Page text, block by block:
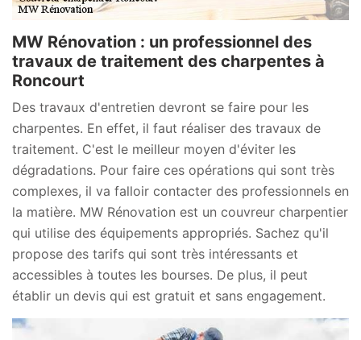
MW Rénovation : un professionnel des
travaux de traitement des charpentes à
Roncourt
Des travaux d'entretien devront se faire pour les
charpentes. En effet, il faut réaliser des travaux de
traitement. C'est le meilleur moyen d'éviter les
dégradations. Pour faire ces opérations qui sont très
complexes, il va falloir contacter des professionnels en
la matière. MW Rénovation est un couvreur charpentier
qui utilise des équipements appropriés. Sachez qu'il
propose des tarifs qui sont très intéressants et
accessibles à toutes les bourses. De plus, il peut
établir un devis qui est gratuit et sans engagement.